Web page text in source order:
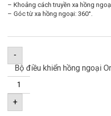
– Khoảng cách truyền xa hồng
– Góc từ xa hồng ngoại: 360°.
-
Bộ điều khiển hồng ngoại
+